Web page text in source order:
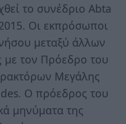
το συνέδριο Abta
Οι εκπρόσωποι
μεταξύ άλλων
με τον Πρόεδρο του
Μεγάλης
Ο πρόεδρος του
μηνύματα της